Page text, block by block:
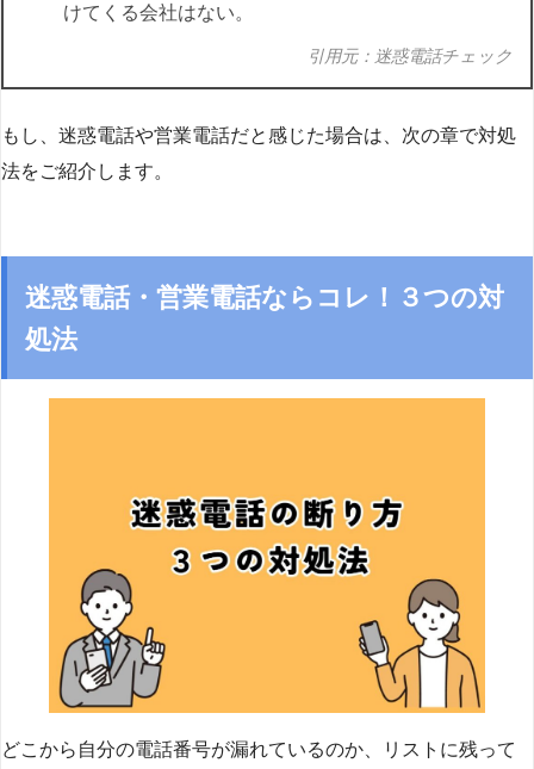
けてくる会社はない。
引用元：迷惑電話チェック
もし、迷惑電話や営業電話だと感じた場合は、次の章で対処
法をご紹介します。
迷惑電話・営業電話ならコレ！３つの対
処法
どこから自分の電話番号が漏れているのか、リストに残って